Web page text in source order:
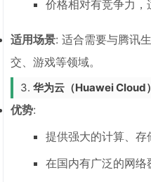
价格相对有竞争力，
适用场景: 适合需要与腾讯
交、游戏等领域。
3.华为云（Huawei Cloud）
优势:
提供强大的计算、存
在国内有广泛的网络